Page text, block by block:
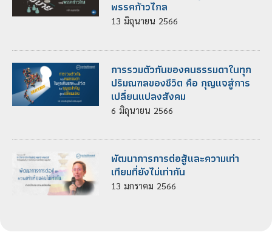
พรรคก้าวไกล
13 มิถุนายน 2566
การรวมตัวกันของคนธรรมดาในทุก
ปริมณฑลของชีวิต คือ กุญแจสู่การ
เปลี่ยนแปลงสังคม
6 มิถุนายน 2566
พัฒนาการการต่อสู้และความเท่า
เทียมที่ยังไม่เท่ากัน
13 มกราคม 2566